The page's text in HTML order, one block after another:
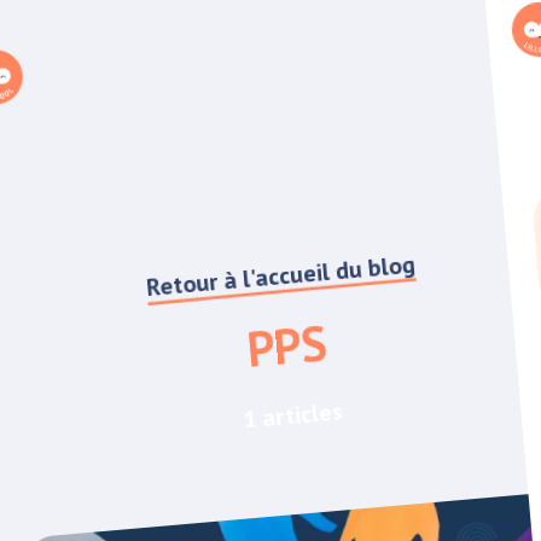
Retour à l'accueil du blog
PPS